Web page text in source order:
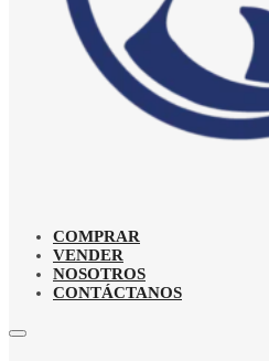
COMPRAR
VENDER
NOSOTROS
CONTÁCTANOS